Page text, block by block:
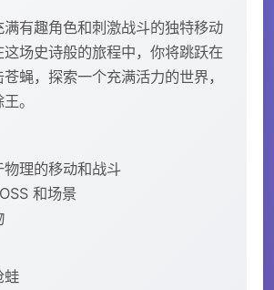
有趣角色和刺激战斗的独特移动
场史诗般的旅程中，你将跳跃在
蝇，探索一个充满活力的世界，
。
理的移动和战斗
和场景
蛙